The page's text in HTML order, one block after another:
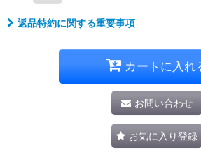
返品特約に関する重要事項
カートに入れ
お問い合わせ
お気に入り登録